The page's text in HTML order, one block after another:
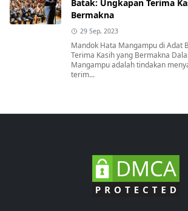
Batak: Ungkapan Terima
Bermakna
29 Sep, 2023
Mandok Hata Mangampu di Adat
Terima Kasih yang Bermakna
Mangampu adalah tindakan
terim...